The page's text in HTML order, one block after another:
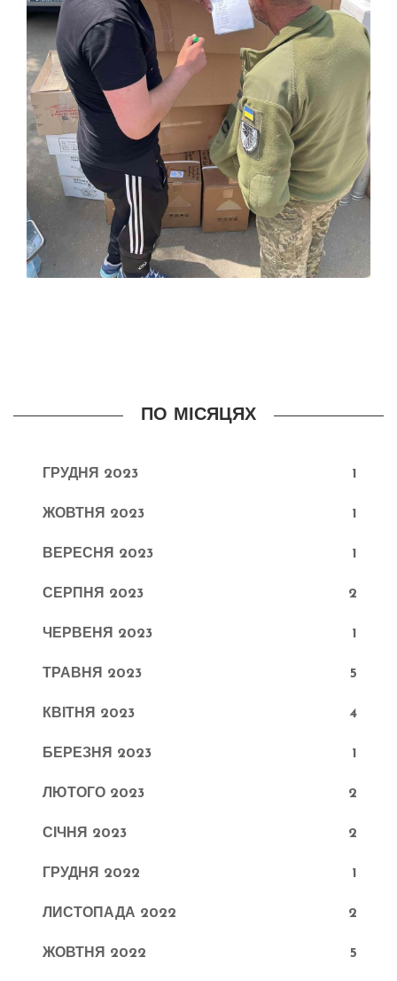
ПО МІСЯЦЯХ
ГРУДНЯ 2023 1
ЖОВТНЯ 2023 1
ВЕРЕСНЯ 2023 1
СЕРПНЯ 2023 2
ЧЕРВЕНЯ 2023 1
ТРАВНЯ 2023 5
КВІТНЯ 2023 4
БЕРЕЗНЯ 2023 1
ЛЮТОГО 2023 2
СІЧНЯ 2023 2
ГРУДНЯ 2022 1
ЛИСТОПАДА 2022 2
ЖОВТНЯ 2022 5